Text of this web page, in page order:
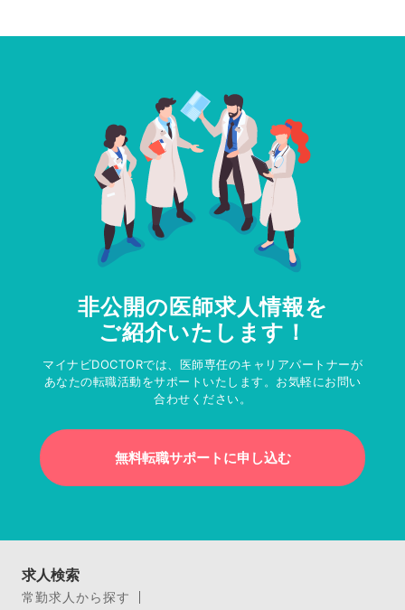
非公開の医師求人情報を
ご紹介いたします！
マイナビDOCTORでは、医師専任のキャリアパートナーが
あなたの転職活動をサポートいたします。お気軽にお問い
合わせください。
無料転職サポートに申し込む
求人検索
常勤求人から探す